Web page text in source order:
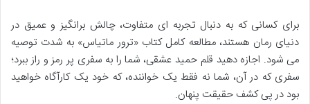
برای کسانی که به دنبال تجربه ای متفاوت، چالش برانگیز و عمیق در
دنیای رمان هستند، مطالعه کامل کتاب «ترور ماتیاس» به شدت توصیه
می شود. اجازه دهید قلم حمید عشقی، شما را به سفری پر رمز و راز ببرد؛
سفری که در آن، شما نه فقط یک خواننده، که خود یک کارآگاه خواهید
بود در پی کشف حقیقت پنهان.